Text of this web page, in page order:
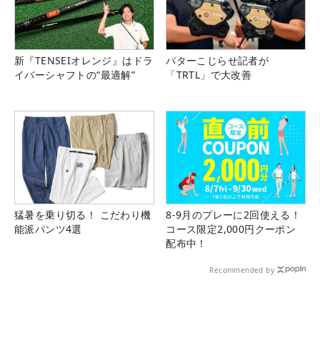
新『TENSEIオレンジ』はドラ
イバーシャフトの“最適解”
パターこじらせ記者が
「TRTL」で大改善
猛暑を乗り切る！ こだわり機
能派パンツ4選
8-9月のプレーに2回使える！
コース限定2,000円クーポン
配布中！
Recommended by